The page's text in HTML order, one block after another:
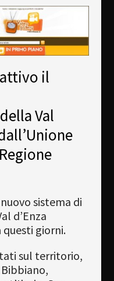
il
Val
sistema di
d’Enza
giorni.
sul territorio,